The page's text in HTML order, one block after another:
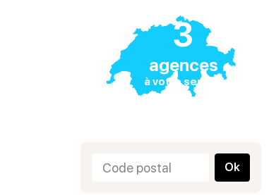
3
agences
à votre service
Ok